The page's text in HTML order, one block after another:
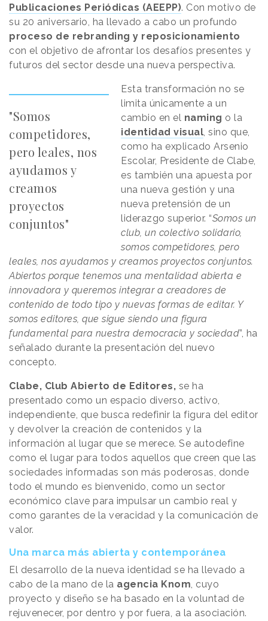
Publicaciones Periódicas (AEEPP). Con motivo de
su 20 aniversario, ha llevado a cabo un profundo
proceso de rebranding y reposicionamiento
con el objetivo de afrontar los desafíos presentes y
futuros del sector desde una nueva perspectiva.
"Somos
competidores,
pero leales, nos
ayudamos y
creamos
proyectos
conjuntos"
Esta transformación no se
limita únicamente a un
cambio en el naming o la
identidad visual, sino que,
como ha explicado Arsenio
Escolar, Presidente de Clabe,
es también una apuesta por
una nueva gestión y una
nueva pretensión de un
liderazgo superior. “Somos un
club, un colectivo solidario,
somos competidores, pero
leales, nos ayudamos y creamos proyectos conjuntos.
Abiertos porque tenemos una mentalidad abierta e
innovadora y queremos integrar a creadores de
contenido de todo tipo y nuevas formas de editar. Y
somos editores, que sigue siendo una figura
fundamental para nuestra democracia y sociedad”, ha
señalado durante la presentación del nuevo
concepto.
Clabe, Club Abierto de Editores, se ha
presentado como un espacio diverso, activo,
independiente, que busca redefinir la figura del editor
y devolver la creación de contenidos y la
información al lugar que se merece. Se autodefine
como el lugar para todos aquellos que creen que las
sociedades informadas son más poderosas, donde
todo el mundo es bienvenido, como un sector
económico clave para impulsar un cambio real y
como garantes de la veracidad y la comunicación de
valor.
Una marca más abierta y contemporánea
El desarrollo de la nueva identidad se ha llevado a
cabo de la mano de la agencia Knom, cuyo
proyecto y diseño se ha basado en la voluntad de
rejuvenecer, por dentro y por fuera, a la asociación.